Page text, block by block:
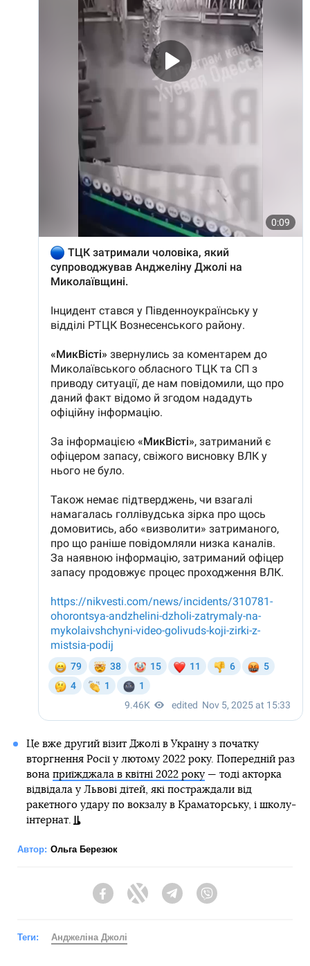
Це вже другий візит Джолі в Україну з початку
вторгнення Росії у лютому 2022 року. Попередній раз
вона приїжджала в квітні 2022 року— тоді акторка
відвідала у Львові дітей, які постраждали від
ракетного удару по вокзалу в Краматорську, і школу-
інтернат.
Автор: Ольга Березюк
FacebookTwitter Telegram
Теги: Анджеліна Джолі